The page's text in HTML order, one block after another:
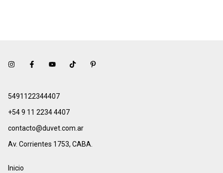
5491122344407
+54 9 11 2234 4407
contacto@duvet.com.ar
Av. Corrientes 1753, CABA.
Inicio